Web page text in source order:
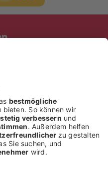
wir wissen, ob Sie bereits